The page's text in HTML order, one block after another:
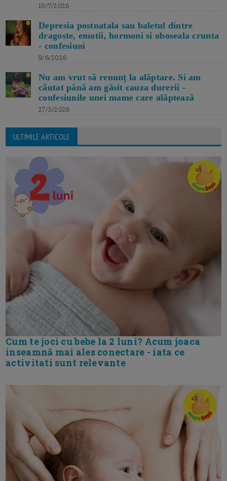
10/7/2026
Depresia postnatala sau baletul dintre
dragoste, emotii, hormoni si oboseala crunta
- confesiuni
9/6/2026
Nu am vrut să renunț la alăptare. Si am
căutat până am găsit cauza durerii -
confesiunile unei mame care alăptează
27/3/2026
ULTIMILE ARTICOLE
Cum te joci cu bebe la 2 luni? Acum joaca
inseamnă mai ales conectare - iata ce
activitati sunt relevante